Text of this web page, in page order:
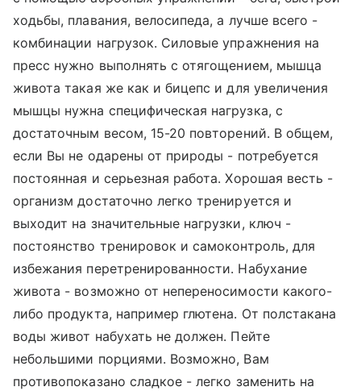
ходьбы, плавания, велосипеда, а лучше всего -
комбинации нагрузок. Силовые упражнения на
пресс нужно выполнять с отягощением, мышца
живота такая же как и бицепс и для увеличения
мышцы нужна специфическая нагрузка, с
достаточным весом, 15-20 повторений. В общем,
если Вы не одарены от природы - потребуется
постоянная и серьезная работа. Хорошая весть -
организм достаточно легко тренируется и
выходит на значительные нагрузки, ключ -
постоянство тренировок и самоконтроль, для
избежания перетренированности. Набухание
живота - возможно от непереносимости какого-
либо продукта, например глютена. От полстакана
воды живот набухать не должен. Пейте
небольшими порциями. Возможно, Вам
противопоказано сладкое - легко заменить на